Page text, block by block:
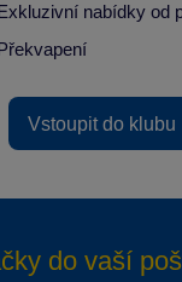
nabídky od
Vstoupit do klubu
do vaší